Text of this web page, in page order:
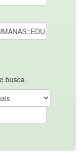
busca.